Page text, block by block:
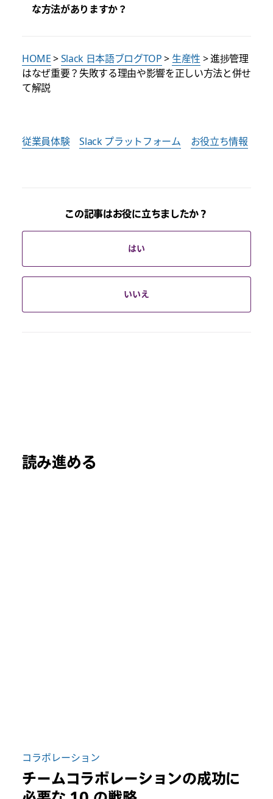
な方法がありますか？
HOME>Slack 日本語ブログTOP> 生産性 > 進捗管理
はなぜ重要？失敗する理由や影響を正しい方法と併せ
て解説
従業員体験 Slack プラットフォーム お役立ち情報
この記事はお役に立ちましたか？
はい
いいえ
読み進める
コラボレーション
チームコラボレーションの成功に